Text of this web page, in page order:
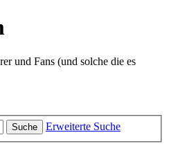
und Fans (und solche die es
Suche Erweiterte Suche